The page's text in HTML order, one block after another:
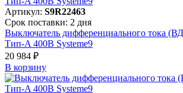
Артикул: S9R22463
Срок поставки: 2 дня
Выключатель дифференциального тока
Тип-A 400В Systeme9
20 984 ₽
В корзинy